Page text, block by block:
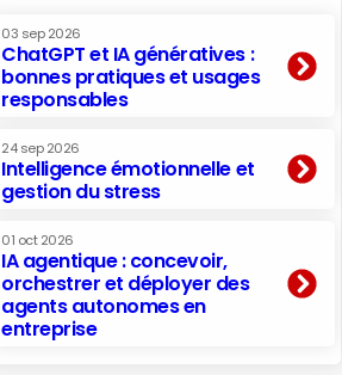
03 sep 2026
ChatGPT et IA génératives :
bonnes pratiques et usages
responsables
24 sep 2026
Intelligence émotionnelle et
gestion du stress
01 oct 2026
IA agentique : concevoir,
orchestrer et déployer des
agents autonomes en
entreprise